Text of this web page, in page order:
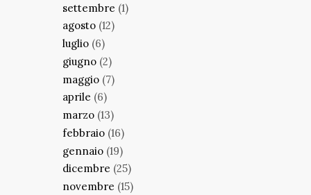
settembre (1)
agosto (12)
luglio (6)
giugno (2)
maggio (7)
aprile (6)
marzo (13)
febbraio (16)
gennaio (19)
dicembre (25)
novembre (15)